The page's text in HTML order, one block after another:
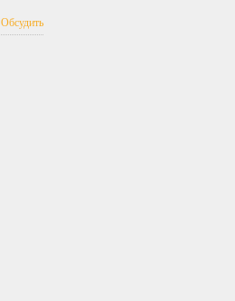
Обсудить